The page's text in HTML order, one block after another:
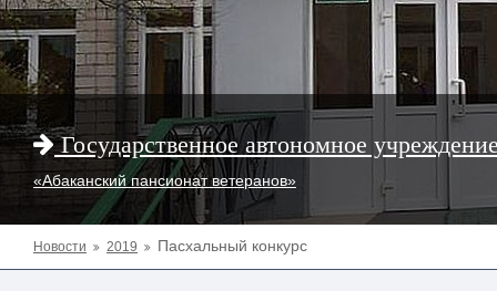
Государственное автономное
«Абаканский пансионат ветеранов»
Новости 2019 Пасхальный конкурс